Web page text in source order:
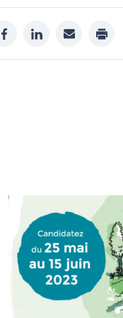
facebooklinkedinmail